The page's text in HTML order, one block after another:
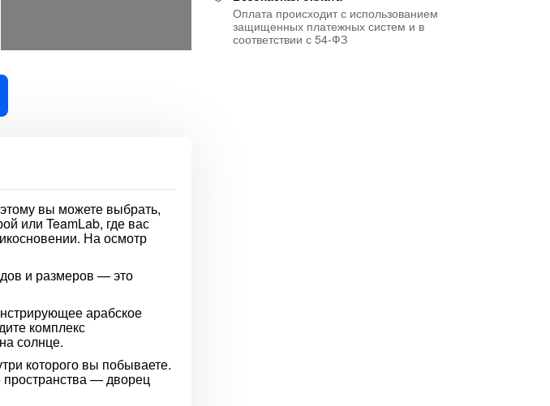
вы можете выбрать,
или TeamLab, где вас
На осмотр
и размеров — это
арабское
комплекс
солнце.
которого вы побываете.
— дворец
Оплата происходит с использованием
защищенных платежных систем и в
соответствии с 54-ФЗ